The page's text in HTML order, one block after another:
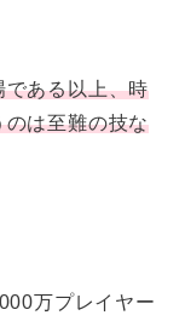
である以上、時
のは至難の技な
万プレイヤー